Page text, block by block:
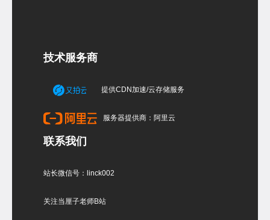
技术服务商
提供CDN加速/云存储服务
服务器提供商：阿里云
联系我们
站长微信号：linck002
关注当厘子老师B站